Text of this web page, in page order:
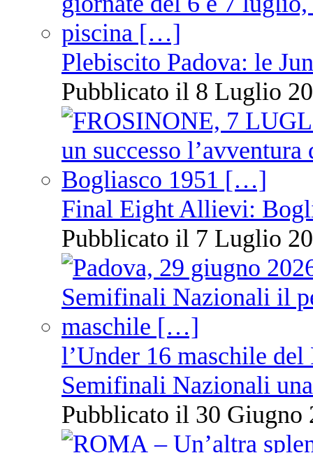
Plebiscito Padova: le
Pubblicato il 8 Luglio
Final Eight Allievi:
Pubblicato il 7 Luglio
l’Under 16 maschile
Semifinali Nazionali
Pubblicato il 30 Giugno